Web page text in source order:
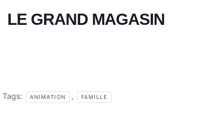
LE GRAND MAGASIN
Tags: ANIMATION , FAMILLE